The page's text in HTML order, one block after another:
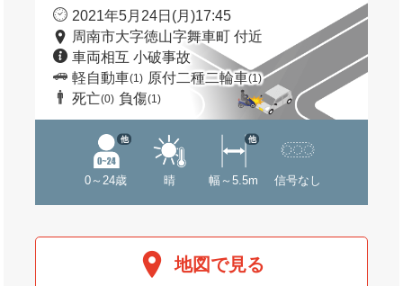
2021年5月24日(月)17:45
周南市大字徳山字舞車町 付近
車両相互 小破事故
軽自動車(1) 原付二種二輪車(1)
死亡(0) 負傷(1)
0～24歳
他
晴 幅～5.5m
他
信号なし
地図で見る